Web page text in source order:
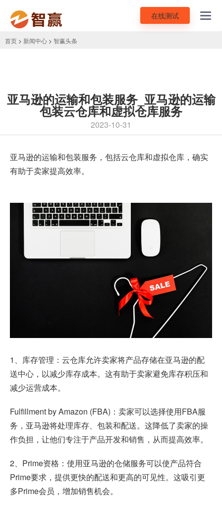
在线测试
首页 > 新闻中心 > 智赢头条
亚马逊的运输和包装服务_亚马逊的运输
包装云仓库和虚拟仓库服务
2023-10-31
亚马逊的运输和包装服务，包括云仓库和虚拟仓库，确实
有助于卖家提高效率。
1、库存管理：云仓库允许卖家将产品存储在亚马逊的配
送中心，以减少库存成本。这有助于卖家避免库存积压和
减少运营成本。
Fulfillment by Amazon (FBA)：卖家可以选择使用FBA服
务，亚马逊将处理库存、包装和配送。这降低了卖家的操
作负担，让他们专注于产品开发和销售，从而提高效率。
2、Prime资格：使用亚马逊的仓储服务可以使产品符合
Prime要求，提供更快的配送和更高的可见性。这吸引更
多Prime会员，增加销售机会。